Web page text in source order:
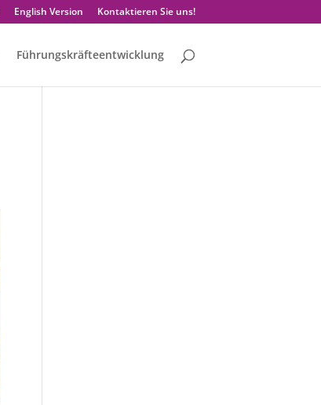
English Version Kontaktieren Sie uns!
Führungskräfteentwicklung